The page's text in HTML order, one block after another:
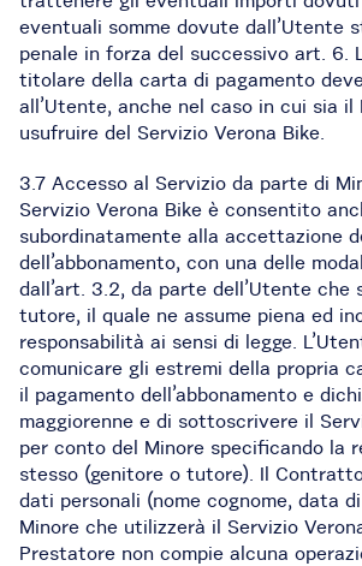
eventuali somme dovute dall’Utente
penale in forza del successivo art. 6.
titolare della carta di pagamento
all’Utente, anche nel caso in cui sia il
usufruire del Servizio Verona Bike.
3.7 Accesso al Servizio da parte di
Servizio Verona Bike è consentito
subordinatamente alla accettazione
dell’abbonamento, con una delle
dall’art. 3.2, da parte dell’Utente che
tutore, il quale ne assume piena ed
responsabilità ai sensi di legge.
comunicare gli estremi della propria
il pagamento dell’abbonamento e
maggiorenne e di sottoscrivere il
per conto del Minore specificando la
stesso (genitore o tutore). Il
dati personali (nome cognome, data
Minore che utilizzerà il Servizio
Prestatore non compie alcuna